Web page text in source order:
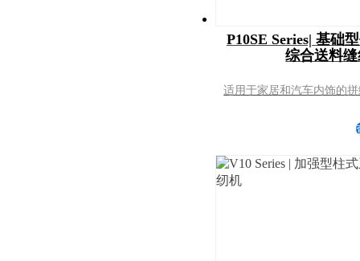
P10SE Series| 基础
综合送料
适用于家居和汽车内饰的